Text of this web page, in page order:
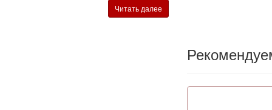
Читать далее